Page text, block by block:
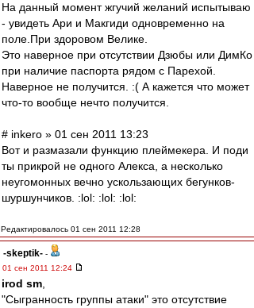
На данный момент жгучий желаний испытываю
- увидеть Ари и Макгиди одновременно на
поле.При здоровом Велике.
Это наверное при отсутствии Дзюбы или ДимКо
при наличие паспорта рядом с Парехой.
Наверное не получится. :( А кажется что может
что-то вообще нечто получится.
# inkero » 01 сен 2011 13:23
Вот и размазали функцию плеймекера. И поди
ты прикрой не одного Алекса, а несколько
неугомонных вечно ускользающих бегунков-
шуршунчиков. :lol: :lol: :lol:
Редактировалось 01 сен 2011 12:28
-skeptik- -
01 сен 2011 12:24
irod sm
"Сыгранность группы атаки" это отсутствие